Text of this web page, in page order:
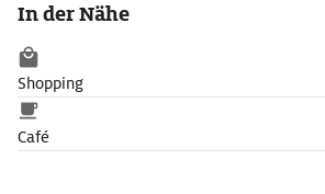
wert. Für Kinder gibt es den Spielplatz
In der Nähe
Shopping
Café